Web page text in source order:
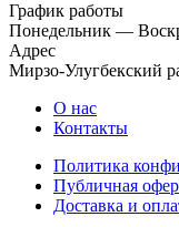
График работы
Понедельник —
Адрес
Мирзо-Улугбекский
О нас
Контакты
Политика
Публичная
Доставка и